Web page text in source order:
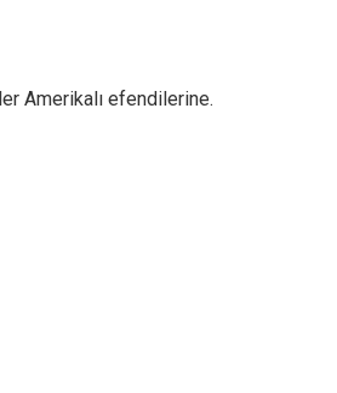
Amerikalı efendilerine.